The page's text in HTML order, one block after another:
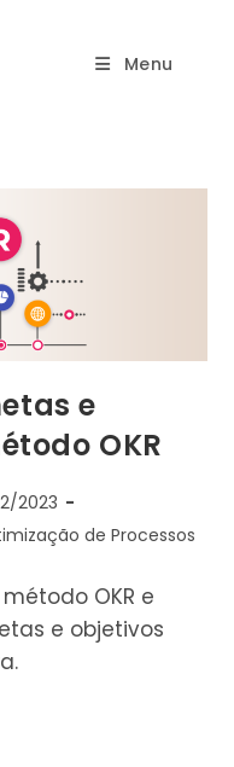
Menu
e
OKR
2023
de Processos
OKR e
e objetivos